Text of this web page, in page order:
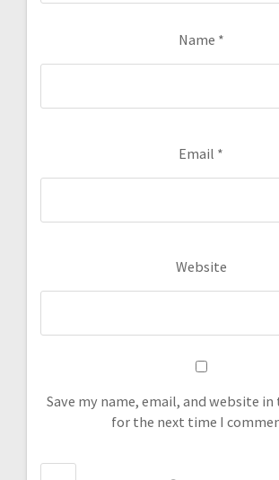
Name *
Email *
Website
Save my name, email, and website
for the next time I